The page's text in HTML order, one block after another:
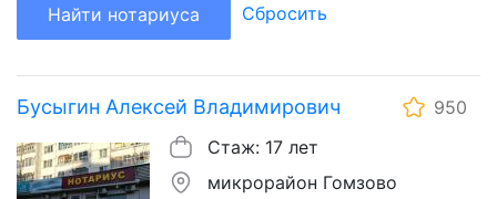
Найти нотариуса Сбросить
Бусыгин Алексей Владимирович
950
Стаж: 17 лет
микрорайон Гомзово